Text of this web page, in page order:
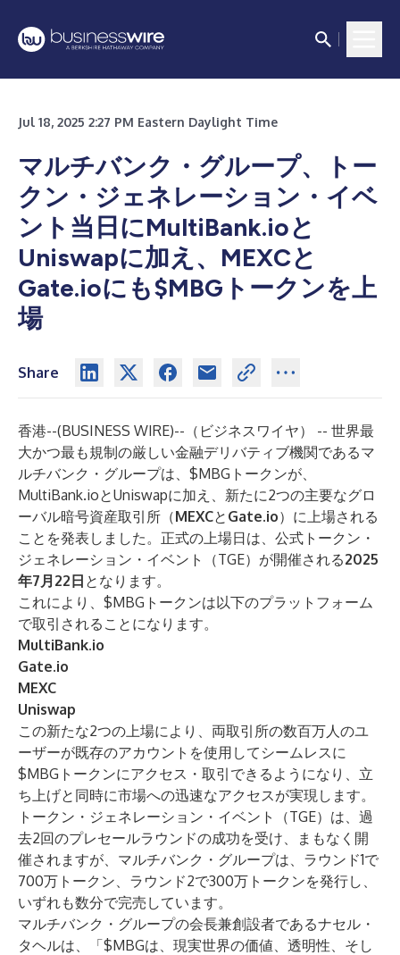
Jul 18, 2025 2:27 PM Eastern Daylight Time
マルチバンク・グループ、トー
クン・ジェネレーション・イベ
ント当日にMultiBank.ioと
Uniswapに加え、MEXCと
Gate.ioにも$MBGトークンを上
場
Share
香港--(BUSINESS WIRE)-- （ビジネスワイヤ） -- 世界最
大かつ最も規制の厳しい金融デリバティブ機関であるマ
ルチバンク・グループは、$MBGトークンが、
MultiBank.ioとUniswapに加え、新たに2つの主要なグロ
ーバル暗号資産取引所（MEXCと Gate.io）に上場される
ことを発表しました。正式の上場日は、公式トークン・
ジェネレーション・イベント（TGE）が開催される2025
年7月22日 となります。
これにより、$MBGトークンは以下のプラットフォーム
で取引されることになります。
MultiBank.io
Gate.io
MEXC
Uniswap
この新たな2つの上場により、両取引所の数百万人のユ
ーザーが既存のアカウントを使用してシームレスに
$MBGトークンにアクセス・取引できるようになり、立
ち上げと同時に市場への迅速なアクセスが実現します。
トークン・ジェネレーション・イベント（TGE）は、過
去2回のプレセールラウンドの成功を受け、まもなく開
催されますが、マルチバンク・グループは、ラウンド1で
700万トークン、ラウンド2で300万トークンを発行し、
いずれも数分で完売しています。
マルチバンク・グループの会長兼創設者であるナセル・
タヘルは、「$MBGは、現実世界の価値、透明性、そし